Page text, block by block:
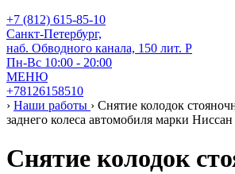
+7 (812) 615-85-10
Санкт-Петербург,
наб. Обводного канала, 150 лит. Р
Пн-Вс 10:00 - 20:00
МЕНЮ
+78126158510
› Наши работы › Снятие колодок
заднего колеса автомобиля марки Ниссан
Снятие колодок